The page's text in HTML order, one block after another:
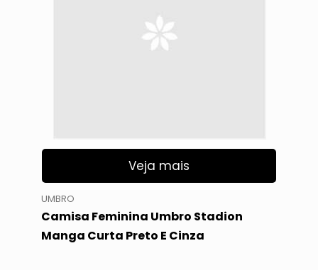
Veja mais
UMBRO
Camisa Feminina Umbro Stadion
Manga Curta Preto E Cinza